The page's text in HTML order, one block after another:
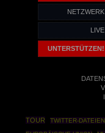
NETZWERK
LIVE
UNTERSTÜTZEN!
TOUR
TWITTER-DATEIEN